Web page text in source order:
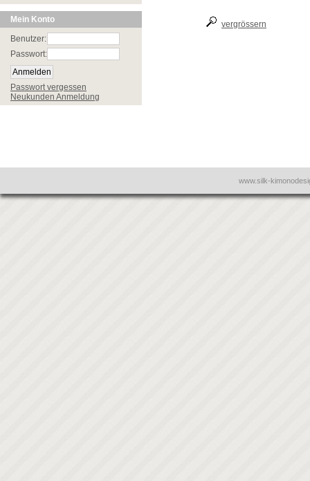
Mein Konto
Benutzer:
Passwort:
Passwort vergessen
Neukunden Anmeldung
vergrössern
www.silk-